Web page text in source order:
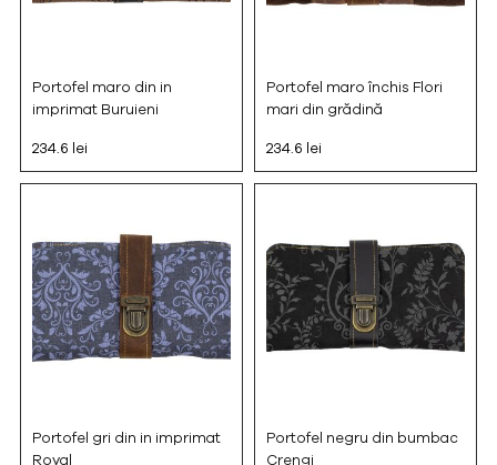
Portofel maro din in
imprimat Buruieni
234.6 lei
Portofel maro închis Flori
mari din grădină
234.6 lei
Portofel gri din in imprimat
Royal
Portofel negru din bumbac
Crengi